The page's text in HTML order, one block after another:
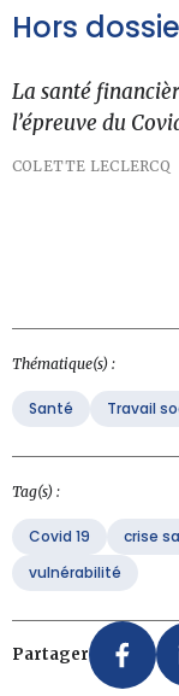
Hors
La santé
l’épreuve du
COLETTE LECLERCQ
Thématique(s) :
Santé Travail
Tag(s) :
Covid 19 crise
vulnérabilité
Partager